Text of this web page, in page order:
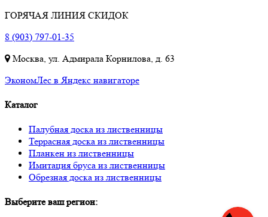
ГОРЯЧАЯ ЛИНИЯ СКИДОК
8 (903) 797-01-35
Москва, ул. Адмирала Корнилова, д. 63
ЭкономЛес в Яндекс навигаторе
Каталог
Палубная доска из лиственницы
Террасная доска из лиственницы
Планкен из лиственницы
Имитация бруса из лиственницы
Обрезная доска из лиственницы
Выберите ваш регион: